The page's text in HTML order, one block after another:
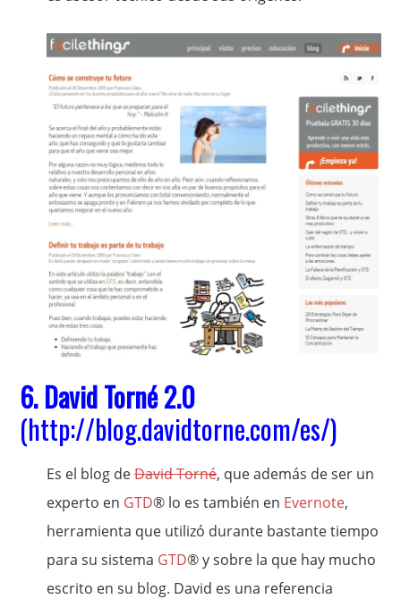
6.David Torné 2.0
(http://blog.davidtorne.com/es/)
Es el blog deDavid Torné, que además de ser un
experto en GTD® lo es también en Evernote,
herramienta que utilizó durante bastante tiempo
para su sistema GTD® y sobre la que hay mucho
escrito en su blog. David es una referencia